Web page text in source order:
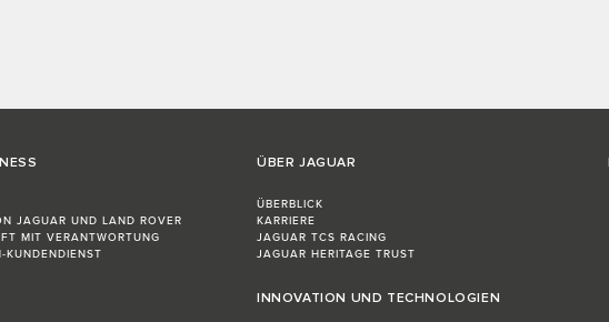
JAGUAR UND LAND ROVER
MIT VERANTWORTUNG
KUNDENDIENST
ÜBER JAGUAR
ÜBERBLICK
KARRIERE
JAGUAR TCS RACING
JAGUAR HERITAGE TRUST
INNOVATION UND TECHNOLOGIEN